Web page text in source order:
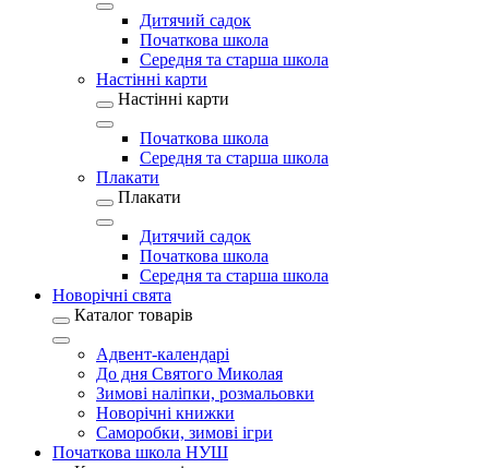
Дитячий садок
Початкова школа
Середня та старша школа
Настінні карти
Настінні карти
Початкова школа
Середня та старша школа
Плакати
Плакати
Дитячий садок
Початкова школа
Середня та старша школа
Новорічні свята
Каталог товарів
Адвент-календарі
До дня Святого Миколая
Зимові наліпки, розмальовки
Новорічні книжки
Саморобки, зимові ігри
Початкова школа НУШ